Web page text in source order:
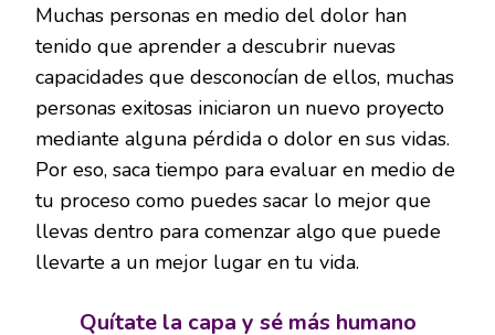
Muchas personas en medio del dolor han
tenido que aprender a descubrir nuevas
capacidades que desconocían de ellos, muchas
personas exitosas iniciaron un nuevo proyecto
mediante alguna pérdida o dolor en sus vidas.
Por eso, saca tiempo para evaluar en medio de
tu proceso como puedes sacar lo mejor que
llevas dentro para comenzar algo que puede
llevarte a un mejor lugar en tu vida.
Quítate la capa y sé más humano